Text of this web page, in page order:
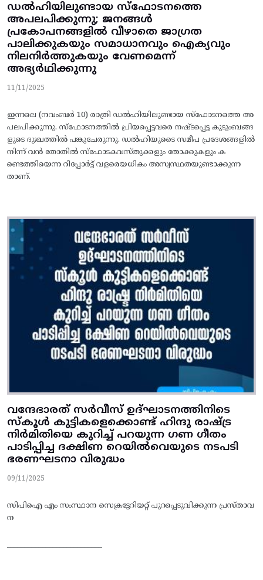
ഡൽഹിയിലുണ്ടായ സ്ഫോടനത്തെ
അപലപിക്കുന്നു; ജനങ്ങൾ
പ്രകോപനങ്ങളിൽ വീഴാതെ ജാഗ്രത
പാലിക്കുകയും സമാധാനവും ഐക്യവും
നിലനിർത്തുകയും വേണമെന്ന്
അഭ്യർഥിക്കുന്നു
11/11/2025
ഇന്നലെ (നവംബർ 10) രാത്രി ഡൽഹിയിലുണ്ടായ സ്ഫോടനത്തെ അ
പലപിക്കുന്നു. സ്ഫോടനത്തിൽ പ്രിയപ്പെട്ടവരെ നഷ്ടപ്പെട്ട കുടുംബങ്ങ
ളുടെ ദുഃഖത്തിൽ പങ്കുചേരുന്നു. ഡൽഹിയുടെെ സമീപ പ്രദേശങ്ങളിൽ
നിന്ന് വൻ തോതിൽ സ്ഫോടകവസ്തുക്കളും തോക്കുകളും ക
ണ്ടെത്തിയെന്ന റിപ്പോർട്ട് വളരെയധികം അസ്വസ്ഥതയുണ്ടാക്കുന്ന
താണ്.
വന്ദേഭാരത്‌ സര്‍വീസ്‌ ഉദ്‌ഘാടനത്തിനിടെ
സ്‌കൂള്‍ കുട്ടികളെക്കൊണ്ട്‌ ഹിന്ദു രാഷ്ട്ര
നിര്‍മിതിയെ കുറിച്ച്‌ പറയുന്ന ഗണ ഗീതം
പാടിപ്പിച്ച ദക്ഷിണ റെയില്‍വെയുടെ നടപടി
ഭരണഘടനാ വിരുദ്ധം
09/11/2025
സിപിഐ എം സംസ്ഥാന സെക്രട്ടേറിയറ്റ് പുറപ്പെടുവിക്കുന്ന പ്രസ്താവ
ന
___________________________